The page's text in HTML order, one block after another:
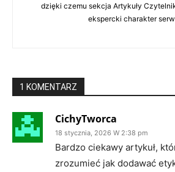
dzięki czemu sekcja Artykuły
ekspercki charakter
1 KOMENTARZ
CichyTworca
18 stycznia, 2026 W 2:38 pm
Bardzo ciekawy artykuł,
zrozumieć jak dodawać